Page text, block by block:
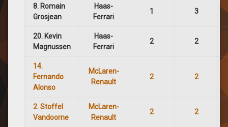
8. Romain
Grosjean
Haas-
Ferrari
1 3
20. Kevin
Magnussen
Haas-
Ferrari
2 2
14.
Fernando
Alonso
McLaren-
Renault
2 2
2. Stoffel
Vandoorne
McLaren-
Renault
2 2